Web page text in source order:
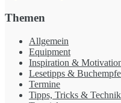
Themen
Allgemein
Equipment
Inspiration &
Lesetipps &
Termine
Tipps, Tricks & Technik